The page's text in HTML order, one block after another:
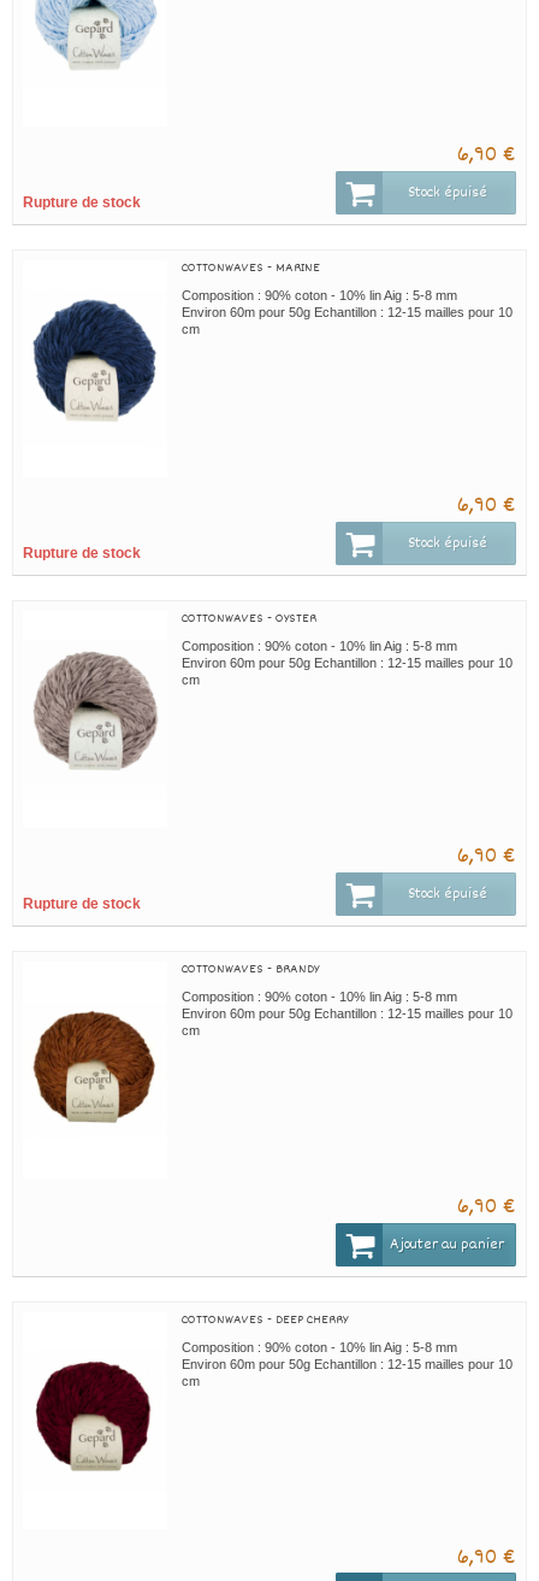
6,90 €
Rupture de stock Stock épuisé
COTTONWAVES - MARINE
Composition : 90% coton - 10% lin Aig : 5-8 mm
Environ 60m pour 50g Echantillon : 12-15 mailles pour 10
cm
6,90 €
Rupture de stock Stock épuisé
COTTONWAVES - OYSTER
Composition : 90% coton - 10% lin Aig : 5-8 mm
Environ 60m pour 50g Echantillon : 12-15 mailles pour 10
cm
6,90 €
Rupture de stock Stock épuisé
COTTONWAVES - BRANDY
Composition : 90% coton - 10% lin Aig : 5-8 mm
Environ 60m pour 50g Echantillon : 12-15 mailles pour 10
cm
6,90 €
Ajouter au panier
COTTONWAVES - DEEP CHERRY
Composition : 90% coton - 10% lin Aig : 5-8 mm
Environ 60m pour 50g Echantillon : 12-15 mailles pour 10
cm
6,90 €